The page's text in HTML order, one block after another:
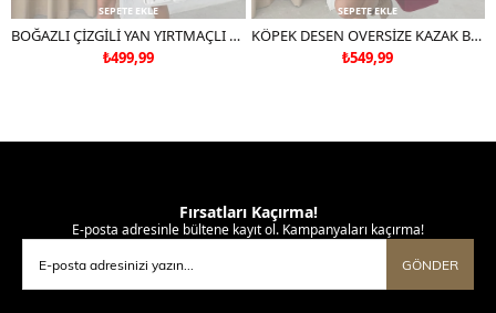
SEPETE EKLE
BOĞAZLI ÇİZGİLİ YAN YIRTMAÇLI OVERSİZE TRİKO KAZAK SİYAH
₺499,99
SEPETE EKLE
KÖPEK DESEN OVERSİZE KAZAK BORDO
₺549,99
Fırsatları Kaçırma!
E-posta adresinle bültene kayıt ol. Kampanyaları kaçırma!
GÖNDER